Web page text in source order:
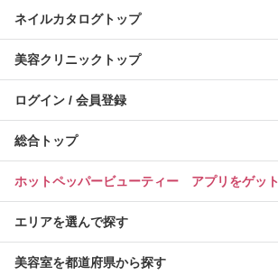
ネイルカタログトップ
美容クリニックトップ
ログイン / 会員登録
総合トップ
ホットペッパービューティー アプリをゲット
エリアを選んで探す
美容室を都道府県から探す